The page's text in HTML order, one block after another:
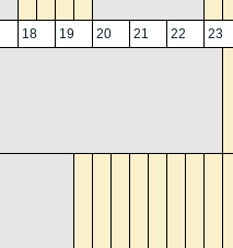
18 19 20 21 22 23